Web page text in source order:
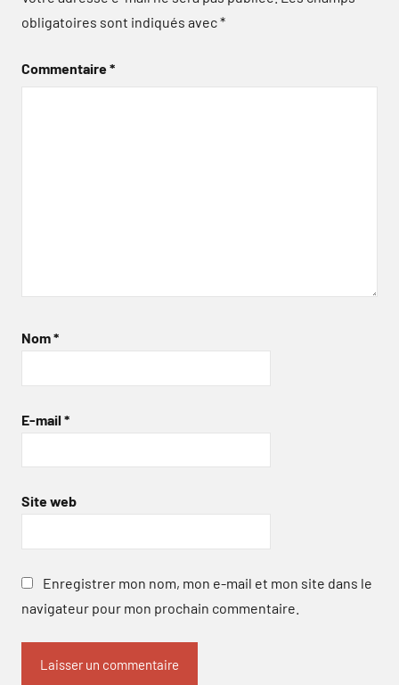
obligatoires sont indiqués avec*
Commentaire*
Nom*
E-mail *
Site web
Enregistrer mon nom, mon e-mail et mon site dans le
navigateur pour mon prochain commentaire.